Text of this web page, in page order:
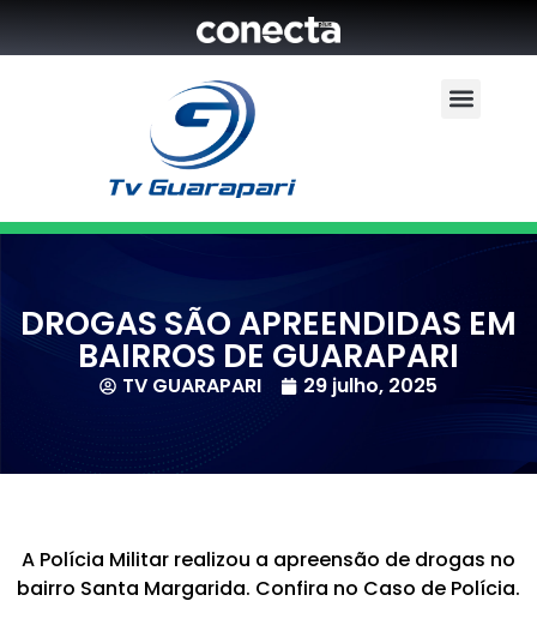
DROGAS SÃO APREENDIDAS EM
BAIRROS DE GUARAPARI
TV GUARAPARI 29 julho, 2025
A Polícia Militar realizou a apreensão de drogas no
bairro Santa Margarida. Confira no Caso de Polícia.